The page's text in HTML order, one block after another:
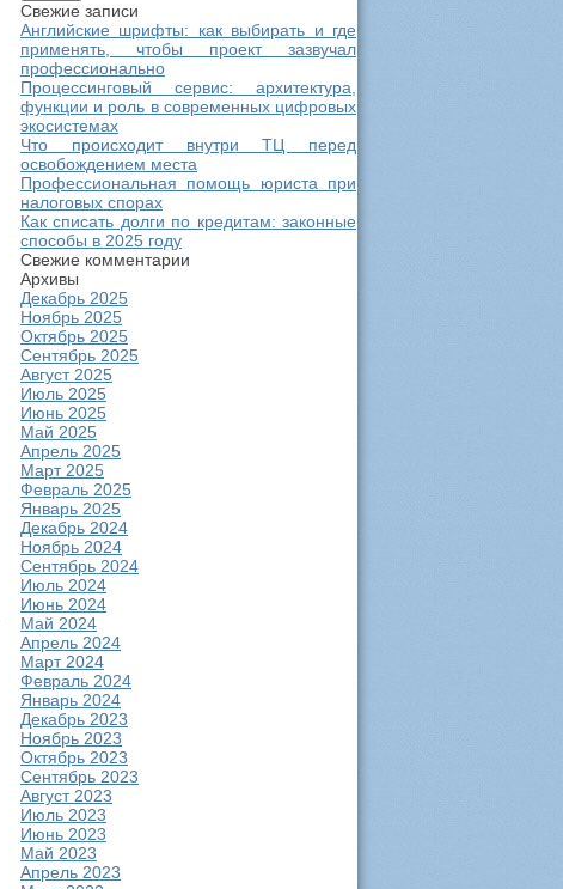
Свежие записи
Английские шрифты: как выбирать и где
применять, чтобы проект зазвучал
профессионально
Процессинговый сервис: архитектура,
функции и роль в современных цифровых
экосистемах
Что происходит внутри ТЦ перед
освобождением места
Профессиональная помощь юриста при
налоговых спорах
Как списать долги по кредитам: законные
способы в 2025 году
Свежие комментарии
Архивы
Декабрь 2025
Ноябрь 2025
Октябрь 2025
Сентябрь 2025
Август 2025
Июль 2025
Июнь 2025
Май 2025
Апрель 2025
Март 2025
Февраль 2025
Январь 2025
Декабрь 2024
Ноябрь 2024
Сентябрь 2024
Июль 2024
Июнь 2024
Май 2024
Апрель 2024
Март 2024
Февраль 2024
Январь 2024
Декабрь 2023
Ноябрь 2023
Октябрь 2023
Сентябрь 2023
Август 2023
Июль 2023
Июнь 2023
Май 2023
Апрель 2023